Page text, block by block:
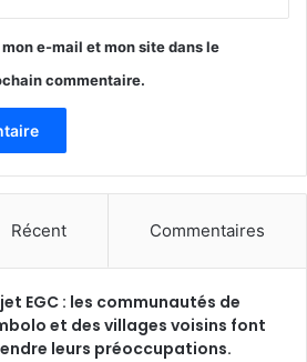
e-mail et mon site dans le
commentaire.
Récent Commentaires
EGC : les communautés de
et des villages voisins font
leurs préoccupations.